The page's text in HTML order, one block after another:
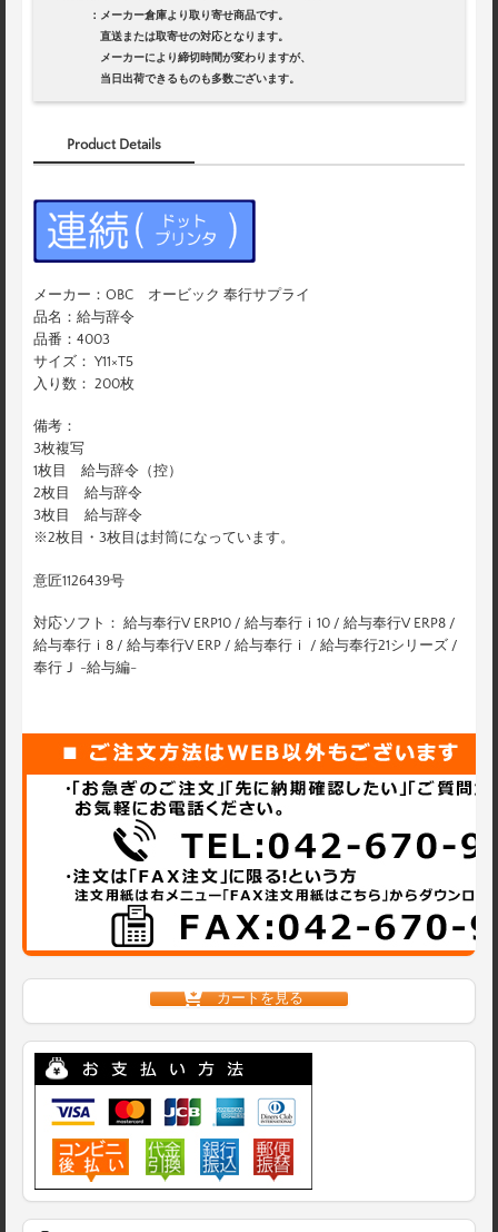
：メーカー倉庫より取り寄せ商品です。
直送または取寄せの対応となります。
メーカーにより締切時間が変わりますが、
当日出荷できるものも多数ございます。
Product Details
メーカー：OBC オービック 奉行サプライ
品名：給与辞令
品番：4003
サイズ： Y11×T5
入り数： 200枚
備考：
3枚複写
1枚目 給与辞令（控）
2枚目 給与辞令
3枚目 給与辞令
※2枚目・3枚目は封筒になっています。
意匠1126439号
対応ソフト： 給与奉行V ERP10 / 給与奉行ｉ10 / 給与奉行V ERP8 /
給与奉行ｉ8 / 給与奉行V ERP / 給与奉行ｉ / 給与奉行21シリーズ /
奉行Ｊ -給与編-
カートを見る